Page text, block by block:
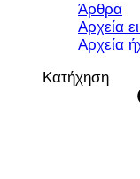
Άρθρα
Αρχεία
Αρχεία
Κατήχηση